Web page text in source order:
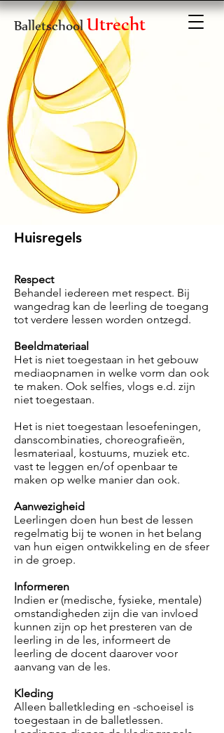
BalletschoolUtrecht
Huisregels
Respect
Behandel iedereen met respect. Bij
wangedrag kan de leerling de toegang
tot verdere lessen worden ontzegd.
Beeldmateriaal
Het is niet toegestaan in het gebouw
mediaopnamen in welke vorm dan ook
te maken. Ook selfies, vlogs e.d. zijn
niet toegestaan.
Het is niet toegestaan lesoefeningen,
danscombinaties, choreografieën,
lesmateriaal, kostuums, muziek etc.
vast te leggen en/of openbaar te
maken op welke manier dan ook.
Aanwezigheid
Leerlingen doen hun best de lessen
regelmatig bij te wonen in het belang
van hun eigen ontwikkeling en de sfeer
in de groep.
Informeren
Indien er (medische, fysieke, mentale)
omstandigheden zijn die van invloed
kunnen zijn op het presteren van de
leerling in de les, informeert de
leerling de docent daarover voor
aanvang van de les.
Kleding
Alleen balletkleding en -schoeisel is
toegestaan in de balletlessen.